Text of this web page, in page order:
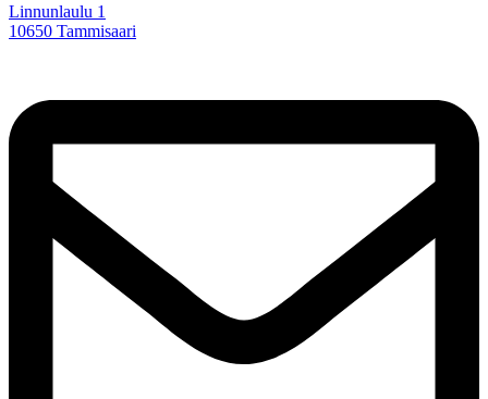
Linnunlaulu 1
10650 Tammisaari